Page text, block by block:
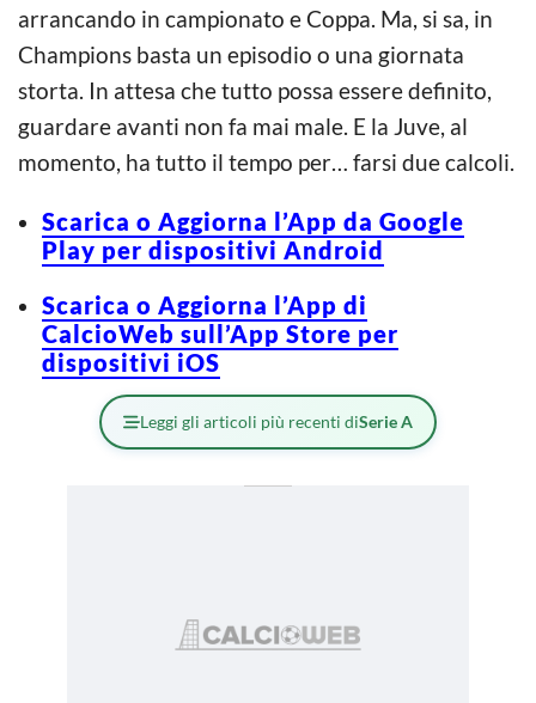
arrancando in campionato e Coppa. Ma, si sa, in
Champions basta un episodio o una giornata
storta. In attesa che tutto possa essere definito,
guardare avanti non fa mai male. E la Juve, al
momento, ha tutto il tempo per… farsi due calcoli.
Scarica o Aggiorna l’App da Google
Play per dispositivi Android
Scarica o Aggiorna l’App di
CalcioWeb sull’App Store per
dispositivi iOS
Leggi gli articoli più recenti diSerie A